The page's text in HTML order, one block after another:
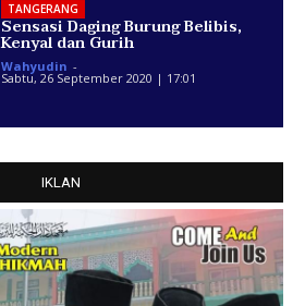
TANGERANG
Sensasi Daging Burung Belibis,
Kenyal dan Gurih
Wahyudin -
Sabtu, 26 September 2020 | 17:01
IKLAN